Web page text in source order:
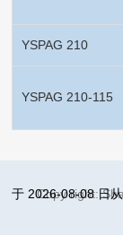
YSPAG 210
YSPAG 210-115
于 2026-08-08 日
Copy right: